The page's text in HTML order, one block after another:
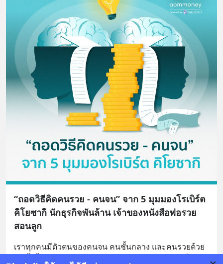
“ถอดวิธีคิดคนรวย - คนจน” จาก 5 มุมมองโรเบิร์ต
คิโยซากิ นักธุรกิจพันล้าน เจ้าของหนังสือพ่อรวย
สอนลูก
เราทุกคนมีตัวตนของคนจน คนชั้นกลาง และคนรวยด้วย